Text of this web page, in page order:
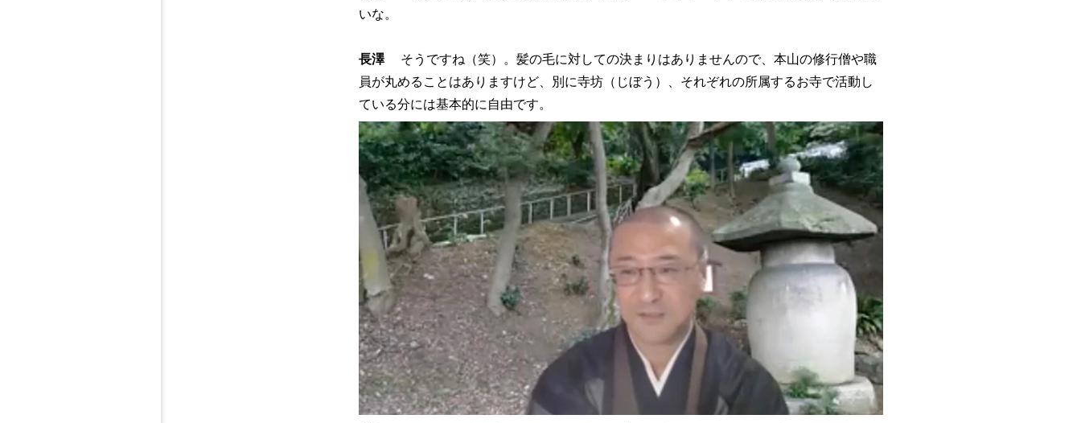
いな。
長澤そうですね（笑）。髪の毛に対しての決まりはありませんので、本山の修行僧や職
員が丸めることはありますけど、別に寺坊（じぼう）、それぞれの所属するお寺で活動し
ている分には基本的に自由です。